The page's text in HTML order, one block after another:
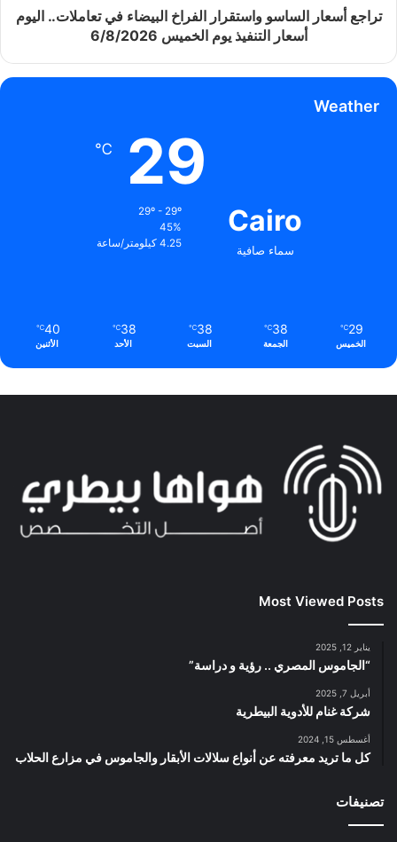
تراجع أسعار الساسو واستقرار الفراخ البيضاء في تعاملات.. اليوم
أسعار التنفيذ يوم الخميس 6/8/2026
Weather
Cairo
سماء صافية
29
℃
45%
4.25 كيلومتر/ساعة
29
℃
الخميس
38
℃
الجمعة
38
℃
السبت
38
℃
الأحد
40
℃
الأثنين
Most Viewed Posts
يناير 12, 2025
“الجاموس المصري .. رؤية و دراسة”
أبريل 7, 2025
شركة غنام للأدوية البيطرية
أغسطس 15, 2024
كل ما تريد معرفته عن أنواع سلالات الأبقار والجاموس في مزارع الحلاب
تصنيفات